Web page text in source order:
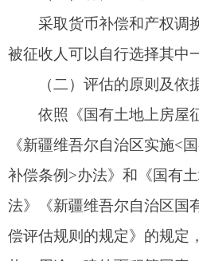
（四）不予补偿
经住建、规划、自然资源、税
认定为违法建筑的不予补偿，改变
（五）房屋征收补偿费用标
据
依照《国有土地上房屋征收
《新疆维吾尔自治区实施<国有土
补偿条例>办法》，经评估公司评